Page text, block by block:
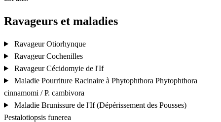
Ravageurs et maladies
RavageurOtiorhynque
RavageurCochenilles
RavageurCécidomyie de l'If
Maladie Pourriture Racinaire à Phytophthora Phytophthora
cinnamomi / P. cambivora
Maladie Brunissure de l'If (Dépérissement des Pousses)
Pestalotiopsis funerea